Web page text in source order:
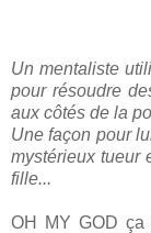
Un mentaliste
pour résoudre
aux côtés de la
Une façon pour
mystérieux tueur
fille...
OH MY GOD